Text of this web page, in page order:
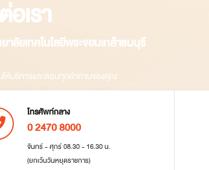
เรา
าลัยเทคโนโลยีพระจอมเกล้าธนบุรี
ให้บริการและตอบทุกคำถามของคุณ
โทรศัพท์กลาง
0 2470 8000
จันทร์ - ศุกร์ 08.30 - 16.30 น.
(ยกเว้นวันหยุดราชการ)